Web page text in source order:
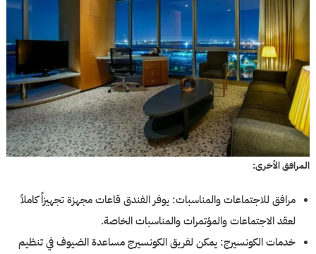
المرافق الأخرى:
مرافق للاجتماعات والمناسبات: يوفر الفندق قاعات مجهزة تجهيزاً كاملاً
لعقد الاجتماعات والمؤتمرات والمناسبات الخاصة.
خدمات الكونسيرج: يمكن لفريق الكونسيرج مساعدة الضيوف في تنظيم